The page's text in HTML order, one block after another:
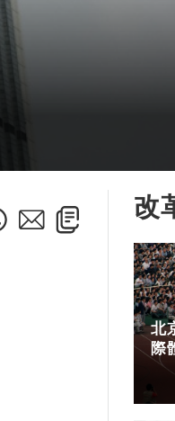
改
北
際